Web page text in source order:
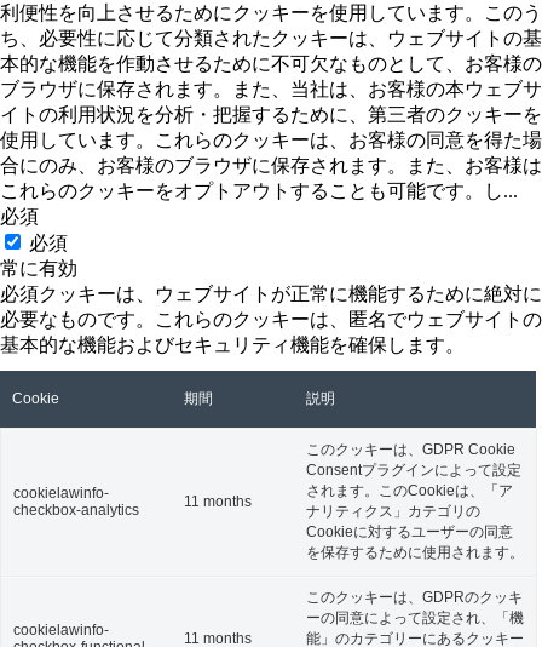
利便性を向上させるためにクッキーを使用しています。このう
ち、必要性に応じて分類されたクッキーは、ウェブサイトの基
本的な機能を作動させるために不可欠なものとして、お客様の
ブラウザに保存されます。また、当社は、お客様の本ウェブサ
イトの利用状況を分析・把握するために、第三者のクッキーを
使用しています。これらのクッキーは、お客様の同意を得た場
合にのみ、お客様のブラウザに保存されます。また、お客様は
これらのクッキーをオプトアウトすることも可能です。し...
必須
必須
常に有効
必須クッキーは、ウェブサイトが正常に機能するために絶対に
必要なものです。これらのクッキーは、匿名でウェブサイトの
基本的な機能およびセキュリティ機能を確保します。
Cookie 期間 説明
cookielawinfo-
checkbox-analytics
11 months
このクッキーは、GDPR Cookie
Consentプラグインによって設定
されます。このCookieは、「ア
ナリティクス」カテゴリの
Cookieに対するユーザーの同意
を保存するために使用されます。
cookielawinfo-
11 months
このクッキーは、GDPRのクッキ
ーの同意によって設定され、「機
能」のカテゴリーにあるクッキー